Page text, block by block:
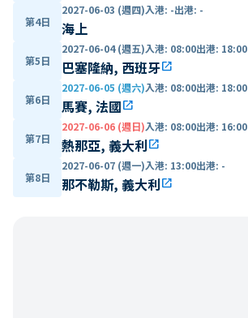
第4日
2027-06-03 (週四)入港: -出港: -
海上
第5日
2027-06-04 (週五)入港: 08:00出港: 18:00
巴塞隆納, 西班牙open_in_new
第6日
2027-06-05 (週六)入港: 08:00出港: 18:00
馬賽, 法國open_in_new
第7日
2027-06-06 (週日)入港: 08:00出港: 16:00
熱那亞, 義大利open_in_new
第8日
2027-06-07 (週一)入港: 13:00出港: -
那不勒斯, 義大利open_in_new